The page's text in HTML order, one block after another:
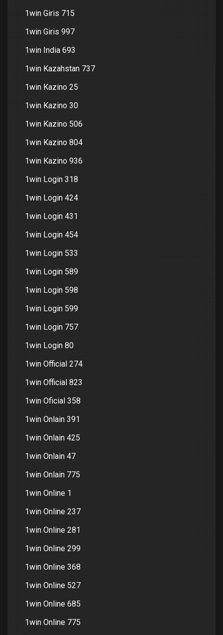
1win Giris 715
1win Giris 997
1win India 693
1win Kazahstan 737
1win Kazino 25
1win Kazino 30
1win Kazino 506
1win Kazino 804
1win Kazino 936
1win Login 318
1win Login 424
1win Login 431
1win Login 454
1win Login 533
1win Login 589
1win Login 598
1win Login 599
1win Login 757
1win Login 80
1win Official 274
1win Official 823
1win Oficial 358
1win Onlain 391
1win Onlain 425
1win Onlain 47
1win Onlain 775
1win Online 1
1win Online 237
1win Online 281
1win Online 299
1win Online 368
1win Online 527
1win Online 685
1win Online 775